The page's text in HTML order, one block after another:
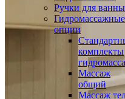
Ручки для ванны
Гидромассажные
опции
комплекты
Массаж
общий
Массаж